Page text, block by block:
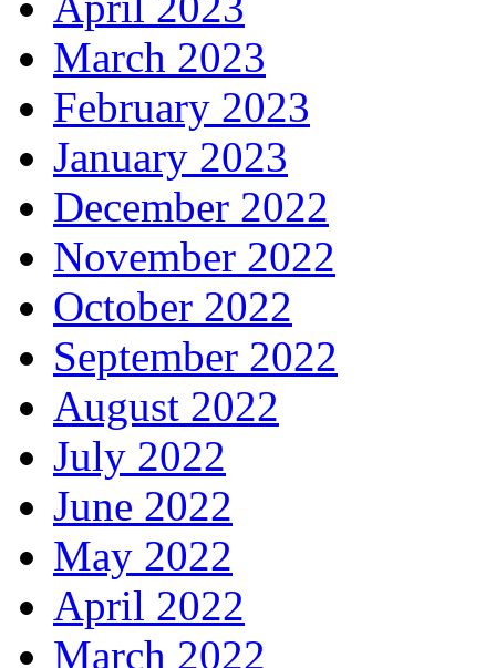
March 2023
February 2023
January 2023
December 2022
November 2022
October 2022
September 2022
August 2022
July 2022
June 2022
May 2022
April 2022
March 2022